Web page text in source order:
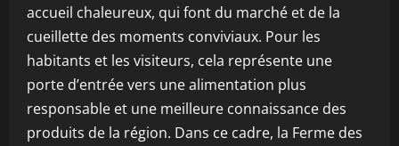
accueil chaleureux, qui font du marché et de la
cueillette des moments conviviaux. Pour les
habitants et les visiteurs, cela représente une
porte d’entrée vers une alimentation plus
responsable et une meilleure connaissance des
produits de la région. Dans ce cadre, la Ferme des